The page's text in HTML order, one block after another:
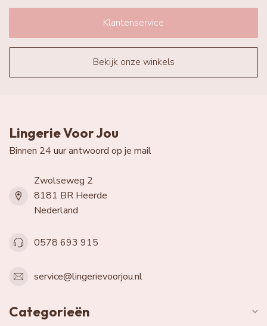
Klantenservice
Bekijk onze winkels
Lingerie Voor Jou
Binnen 24 uur antwoord op je mail
Zwolseweg 2
8181 BR Heerde
Nederland
0578 693 915
service@lingerievoorjou.nl
Categorieën